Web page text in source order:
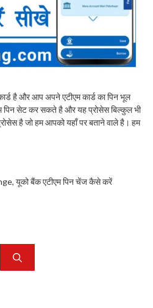
है और आप अपने एटीएम कार्ड का पिन भूल
पिन सेट कर सकते है और यह प्रोसेस बिल्कुल भी
है जो हम आपको यहाँ पर बताने वाले है। हम
,यूको बैंक एटीएम पिन चेंज कैसे करें